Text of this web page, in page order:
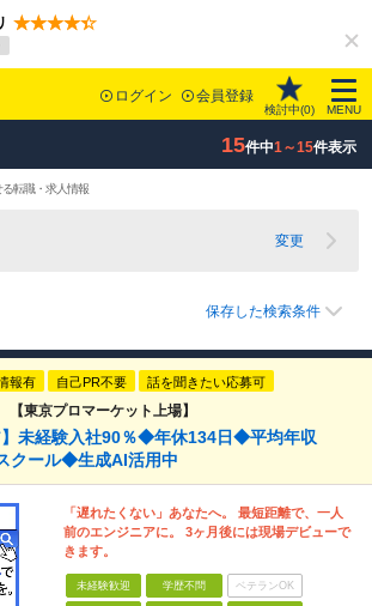
ログイン 会員登録
検討中(0) MENU
15件中1～15件表示
転職・求人情報
変更
保存した検索条件
報有 自己PR不要 話を聞きたい応募可
東京プロマーケット上場】
】未経験入社90％◆年休134日◆平均年収
クール◆生成AI活用中
「遅れたくない」あなたへ。 最短距離で、一人
前のエンジニアに。 3ヶ月後には現場デビューで
きます。
未経験歓迎 学歴不問 ベテランOK